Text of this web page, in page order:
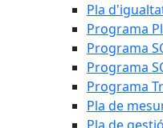
Pla
Programa
Programa
Programa
Programa
Pla de